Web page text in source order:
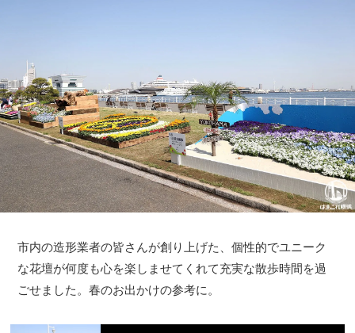
市内の造形業者の皆さんが創り上げた、個性的でユニーク
な花壇が何度も心を楽しませてくれて充実な散歩時間を過
ごせました。春のお出かけの参考に。